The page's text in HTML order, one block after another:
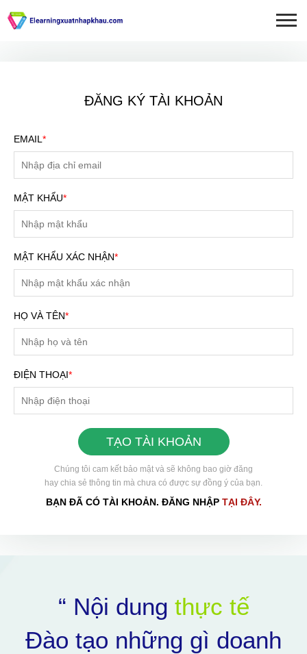
ĐĂNG KÝ TÀI KHOẢN
EMAIL *
MẬT KHẨU*
MẬT KHẨU XÁC NHẬN*
HỌ VÀ TÊN*
ĐIỆN THOẠI*
TẠO TÀI KHOẢN
Chúng tôi cam kết bảo mật và sẽ không bao giờ đăng
hay chia sẻ thông tin mà chưa có được sự đồng ý của bạn.
BẠN ĐÃ CÓ TÀI KHOẢN. ĐĂNG NHẬP TẠI ĐÂY.
“ Nội dung thực tế
Đào tạo những gì doanh
ĐĂNG KÝ TƯ VẤN MIỄN